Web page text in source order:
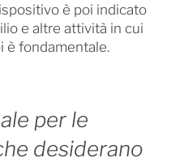
è poi indicato
e altre attività in cui
è fondamentale.
per le
desiderano